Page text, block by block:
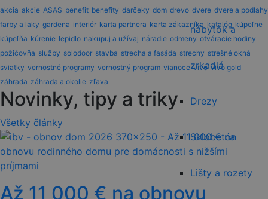
nábytok a
zrkadlá
Drezy
Sklobetón
Lišty a rozety
akcia akcie ASAS benefit benefity darčeky dom drevo dvere dvere a podlahy
farby a laky gardena interiér karta partnera karta zákazníka katalóg kúpeľne
kúpeľňa kúrenie lepidlo nakupuj a užívaj náradie odmeny otváracie hodiny
požičovňa služby solodoor stavba strecha a fasáda strechy strešné okná
sviatky vernostné programy vernostný program vianoce vivo vivo gold
záhrada záhrada a okolie zľava
Novinky, tipy a triky
Všetky články
Až 11 000 € na obnovu